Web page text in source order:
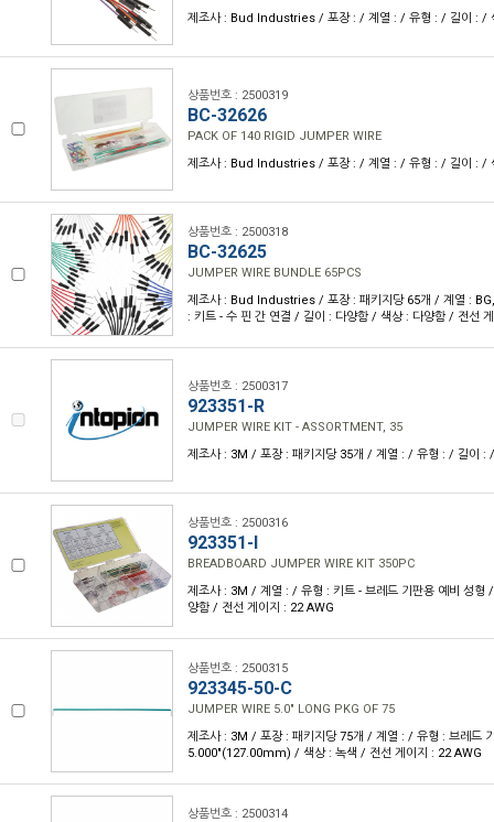
제조사 : Bud Industries / 포장 : / 계열 : / 유형 : / 길이 : /
상품번호 : 2500319
BC-32626
PACK OF 140 RIGID JUMPER WIRE
제조사 : Bud Industries / 포장 : / 계열 : / 유형 : / 길이 : /
상품번호 : 2500318
BC-32625
JUMPER WIRE BUNDLE 65PCS
제조사 : Bud Industries / 포장 : 패키지당 65개 / 계열 :
: 키트 - 수 핀 간 연결 / 길이 : 다양함 / 색상 : 다양함 / 전선
상품번호 : 2500317
923351-R
JUMPER WIRE KIT - ASSORTMENT, 35
제조사 : 3M / 포장 : 패키지당 35개 / 계열 : / 유형 : / 길이 :
상품번호 : 2500316
923351-I
BREADBOARD JUMPER WIRE KIT 350PC
제조사 : 3M / 계열 : / 유형 : 키트 - 브레드 기판용 예비 성형
양함 / 전선 게이지 : 22 AWG
상품번호 : 2500315
923345-50-C
JUMPER WIRE 5.0" LONG PKG OF 75
제조사 : 3M / 포장 : 패키지당 75개 / 계열 : / 유형 : 브레드
5.000"(127.00mm) / 색상 : 녹색 / 전선 게이지 : 22 AWG
상품번호 : 2500314